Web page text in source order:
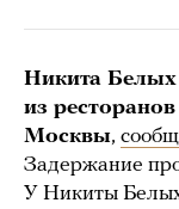
Никита
из ресторанов
Москвы,
Задержание
У Никиты